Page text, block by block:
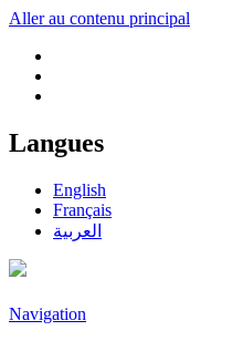
Aller au contenu principal
Langues
English
Français
العربية
Navigation